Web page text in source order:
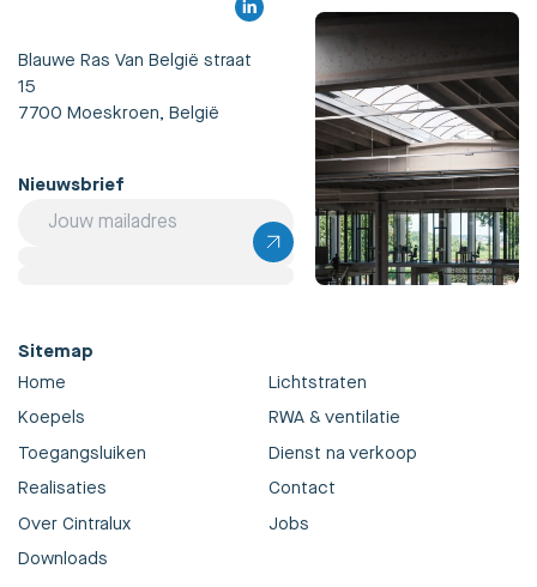
Blauwe Ras Van België straat
15
7700 Moeskroen, België
Nieuwsbrief
Sitemap
Home
Lichtstraten
Koepels
RWA & ventilatie
Toegangsluiken
Dienst na verkoop
Realisaties
Contact
Over Cintralux
Jobs
Downloads